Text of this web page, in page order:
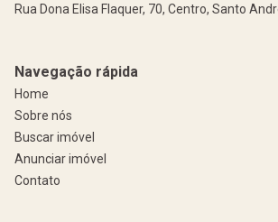
Rua Dona Elisa Flaquer, 70, Centro, Santo
Navegação rápida
Home
Sobre nós
Buscar imóvel
Anunciar imóvel
Contato